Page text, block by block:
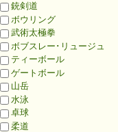
銃剣道
ボウリング
武術太極拳
ボブスレー･リュージュ
ティーボール
ゲートボール
山岳
水泳
卓球
柔道